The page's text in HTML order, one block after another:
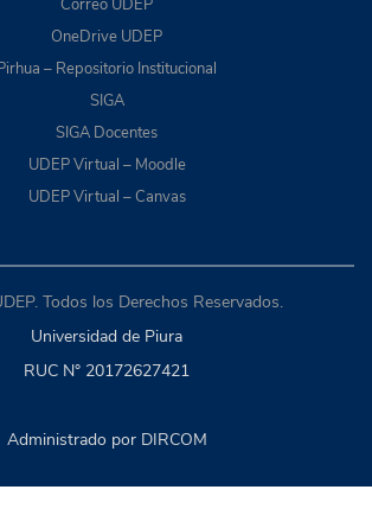
Correo UDEP
OneDrive UDEP
– Repositorio Institucional
SIGA
SIGA Docentes
UDEP Virtual – Moodle
UDEP Virtual – Canvas
Todos los Derechos Reservados.
Universidad de Piura
RUC N° 20172627421
Administrado por DIRCOM